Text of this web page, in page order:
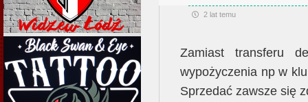
2 lat temu
Zamiast transferu
wypożyczenia np w
Sprzedać zawsze się